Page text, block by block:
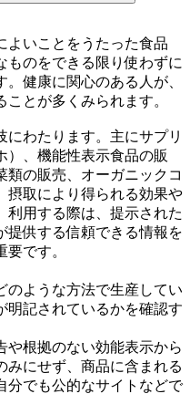
よいことをうたった食品
ものをできる限り使わずに
健康に関心のある人が、
とが多くみられます。
わたります。主にサプリ
）、機能性表示食品の販
類の販売、オーガニックコ
摂取により得られる効果や
利用する際は、提示された
提供する信頼できる情報を
です。
のような方法で生産してい
明記されているかを確認す
や根拠のない効能表示から
みにせず、商品に含まれる
分でも公的なサイトなどで